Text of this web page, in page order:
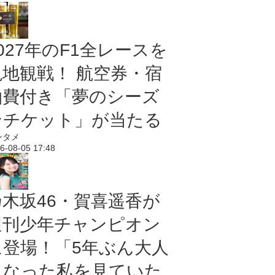
年のF1全レースを
観戦！ 航空券・宿
付き「夢のシーズ
ケット」が当たる
タメ
08-05 17:48
坂46・賀喜遥香が
少年チャンピオン
場！「5年ぶん大人
った私を見ていた